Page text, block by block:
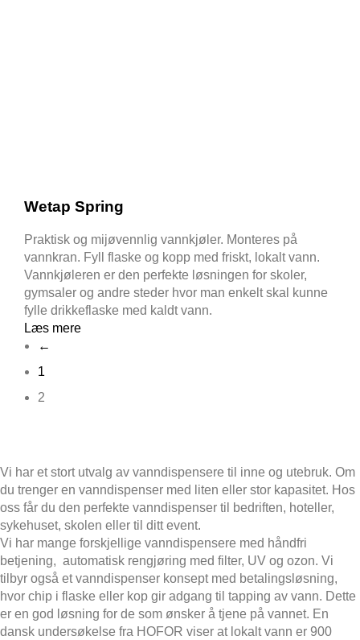
Wetap Spring
Praktisk og mijøvennlig vannkjøler. Monteres på
vannkran. Fyll flaske og kopp med friskt, lokalt vann.
Vannkjøleren er den perfekte løsningen for skoler,
gymsaler og andre steder hvor man enkelt skal kunne
fylle drikkeflaske med kaldt vann.
Læs mere
←
1
2
Vi har et stort utvalg av vanndispensere til inne og utebruk. Om
du trenger en vanndispenser med liten eller stor kapasitet. Hos
oss får du den perfekte vanndispenser til bedriften, hoteller,
sykehuset, skolen eller til ditt event.
Vi har mange forskjellige vanndispensere med håndfri
betjening, automatisk rengjøring med filter, UV og ozon. Vi
tilbyr også et vanndispenser konsept med betalingsløsning,
hvor chip i flaske eller kop gir adgang til tapping av vann. Dette
er en god løsning for de som ønsker å tjene på vannet. En
dansk undersøkelse fra HOFOR viser at lokalt vann er 900